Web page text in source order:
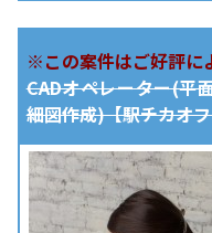
※この案件はご好評に
CADオペレーター(平
細図作成)【駅チカオ